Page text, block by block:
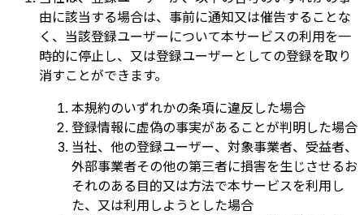
由に該当する場合は、事前に通知又は催告することな
く、当該登録ユーザーについて本サービスの利用を一
時的に停止し、又は登録ユーザーとしての登録を取り
消すことができます。
本規約のいずれかの条項に違反した場合
登録情報に虚偽の事実があることが判明した場合
当社、他の登録ユーザー、対象事業者、受益者、
外部事業者その他の第三者に損害を生じさせるお
それのある目的又は方法で本サービスを利用し
た、又は利用しようとした場合